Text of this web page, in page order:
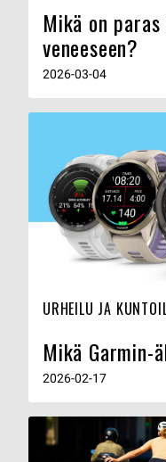
Mikä on
veneeseen?
2026-03-04
URHEILU JA
Mikä
2026-02-17